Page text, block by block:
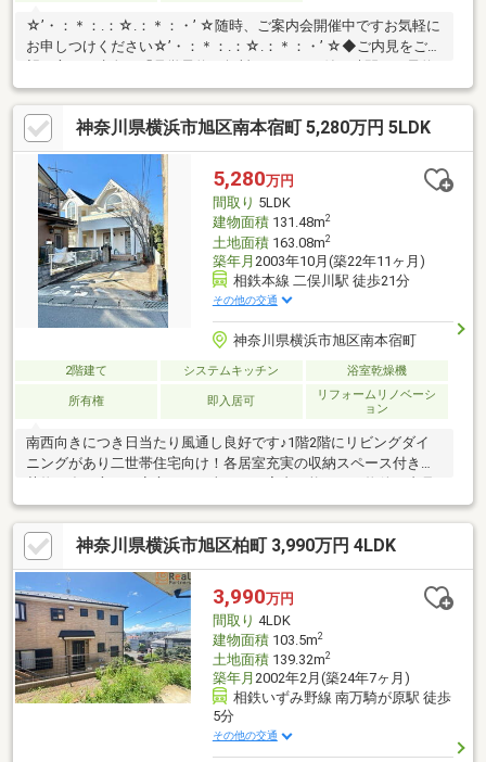
☆’・：＊：.：☆.：＊：・’ ☆随時、ご案内会開催中ですお気軽に
お申しつけください☆’・：＊：.：☆.：＊：・’ ☆◆ご内見をご希
望の方は、赤色の「見学予約（無料）」から日付、時間をご予約
するか、物件の詳細をご希望の方は画面オレンジ色の「資料請求
（無料）」をクリックしてください◆お電話は、【通話料無料】
TEL：0120-455825 「SUUMOを見て」とお伝えください。
□■□■□■□■□■□■□■□■□■□■□■□■□■□■ご内見ご希望の際は、送迎
を含めお客様のご自宅にお迎えに伺うことも可能です。スタッフ
までお気軽にお申し付けください
神奈川県横浜市旭区南本宿町 5,280万円 5LDK
5,280万円
間取り 5LDK
建物面積131.48m2
土地面積163.08m2
築年月 2003年10月(築22年11ヶ月)
相鉄本線 二俣川駅 徒歩21分
その他の交通
神奈川県横浜市旭区南本宿町
2階建て システムキッチン 浴室乾燥機
所有権 即入居可
リフォームリノベーシ
ョン
南西向きにつき日当たり風通し良好です♪1階2階にリビングダイ
ニングがあり二世帯住宅向け！各居室充実の収納スペース付きで
のご予約は「0120-200-620」までお電話下さい。他にも「この物
件を見たい」「これはどんな物件？」「住宅ローンを相談した
い」などお気兼ねなくご相談下さい。
神奈川県横浜市旭区柏町 3,990万円 4LDK
3,990万円
間取り 4LDK
建物面積103.5m2
土地面積139.32m2
築年月 2002年2月(築24年7ヶ月)
相鉄いずみ野線 南万騎が原駅 徒歩
5分
その他の交通